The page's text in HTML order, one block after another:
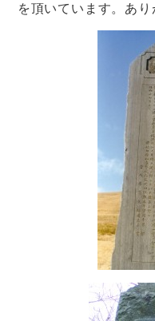
を頂いています。あり